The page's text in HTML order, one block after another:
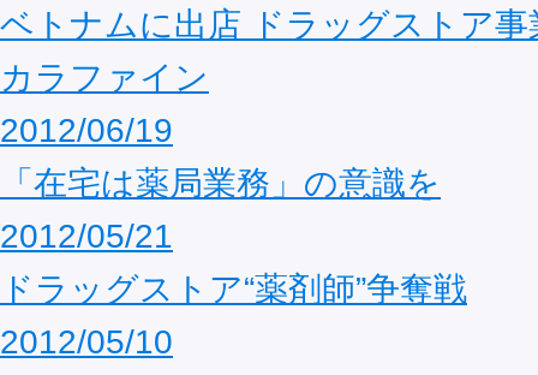
ベトナムに出店 ドラッグストア
カラファイン
2012/06/19
「在宅は薬局業務」の意識を
2012/05/21
ドラッグストア“薬剤師”争奪戦
2012/05/10